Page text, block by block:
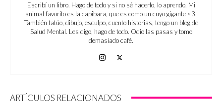
Escribí un libro. Hago de todo y si no sé hacerlo, lo aprendo. Mi
animal favorito es la capibara, que es como un cuyo gigante <3.
También tatúo, dibujo, esculpo, cuento historias, tengo un blog de
Salud Mental. Les digo, hago de todo. Odio las pasas y tomo
demasiado café.
ARTÍCULOS RELACIONADOS